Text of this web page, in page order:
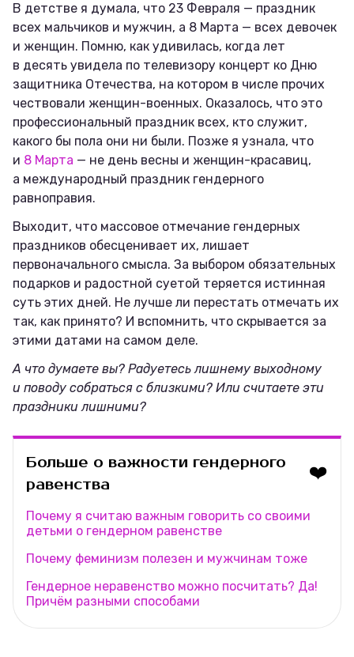
В детстве я думала, что 23 Февраля — праздник
всех мальчиков и мужчин, а 8 Марта — всех девочек
и женщин. Помню, как удивилась, когда лет
в десять увидела по телевизору концерт ко Дню
защитника Отечества, на котором в числе прочих
чествовали женщин-военных. Оказалось, что это
профессиональный праздник всех, кто служит,
какого бы пола они ни были. Позже я узнала, что
и 8 Марта — не день весны и женщин-красавиц,
а международный праздник гендерного
равноправия.
Выходит, что массовое отмечание гендерных
праздников обесценивает их, лишает
первоначального смысла. За выбором обязательных
подарков и радостной суетой теряется истинная
суть этих дней. Не лучше ли перестать отмечать их
так, как принято? И вспомнить, что скрывается за
этими датами на самом деле.
А что думаете вы? Радуетесь лишнему выходному
и поводу собраться с близкими? Или считаете эти
праздники лишними?
Больше о важности гендерного
равенства
❤️
Почему я считаю важным говорить со своими
детьми о гендерном равенстве
Почему феминизм полезен и мужчинам тоже
Гендерное неравенство можно посчитать? Да!
Причём разными способами